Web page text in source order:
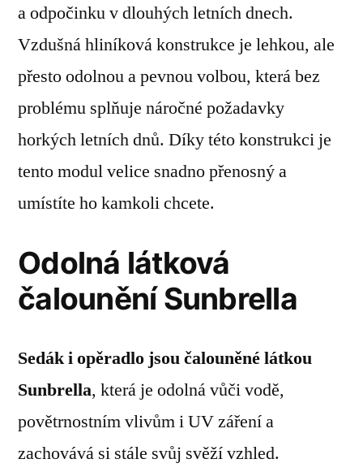
a odpočinku v dlouhých letních dnech.
Vzdušná hliníková konstrukce je lehkou, ale
přesto odolnou a pevnou volbou, která bez
problému splňuje náročné požadavky
horkých letních dnů. Díky této konstrukci je
tento modul velice snadno přenosný a
umístíte ho kamkoli chcete.
Odolná látková
čalounění Sunbrella
Sedák i opěradlo jsou čalouněné látkou
Sunbrella, která je odolná vůči vodě,
povětrnostním vlivům i UV záření a
zachovává si stále svůj svěží vzhled.